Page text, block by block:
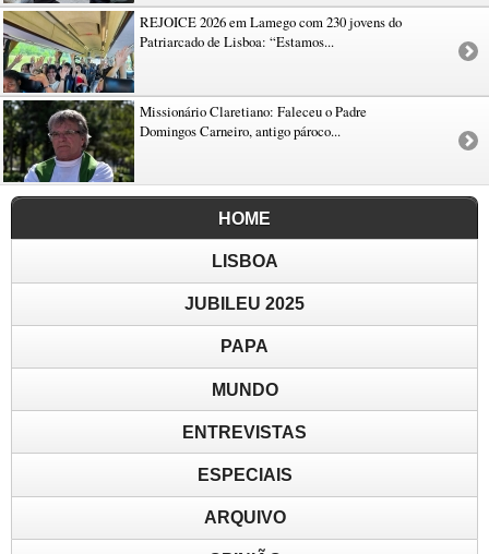
REJOICE 2026 em Lamego com 230 jovens do
Patriarcado de Lisboa: “Estamos...
Missionário Claretiano: Faleceu o Padre
Domingos Carneiro, antigo pároco...
HOME
LISBOA
JUBILEU 2025
PAPA
MUNDO
ENTREVISTAS
ESPECIAIS
ARQUIVO